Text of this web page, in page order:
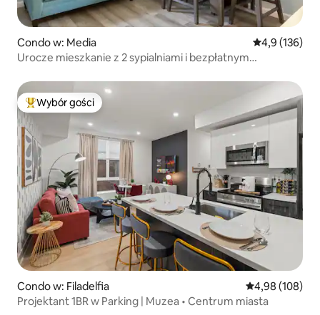
Condo w: Media Średnia
4,9 (136)
Urocze mieszkanie z 2 sypialniami i bezpłatnym
Najpopularniejsze z kategorii Wybór gości
Wybór gości
Condo w: Filadelfia Średnia
4,98 (108)
Projektant 1BR w Parking | Muzea • Centrum miasta